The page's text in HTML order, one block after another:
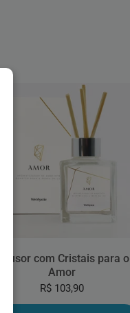
Difusor com Cristais para o
Amor
R$ 103,90